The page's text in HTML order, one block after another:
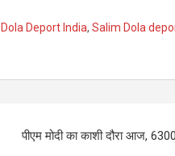
Deport India, Salim Dola
पीएम मोदी का काशी दौरा आज,